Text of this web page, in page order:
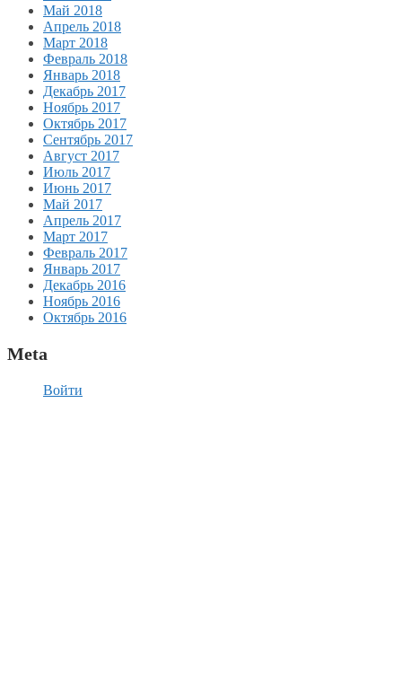
Май 2018
Апрель 2018
Март 2018
Февраль 2018
Январь 2018
Декабрь 2017
Ноябрь 2017
Октябрь 2017
Сентябрь 2017
Август 2017
Июль 2017
Июнь 2017
Май 2017
Апрель 2017
Март 2017
Февраль 2017
Январь 2017
Декабрь 2016
Ноябрь 2016
Октябрь 2016
Meta
Войти